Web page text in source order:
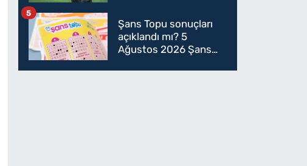
Şans Topu sonuçları
açıklandı mı? 5
Ağustos 2026 Şans
Ağustos Şans topu
5